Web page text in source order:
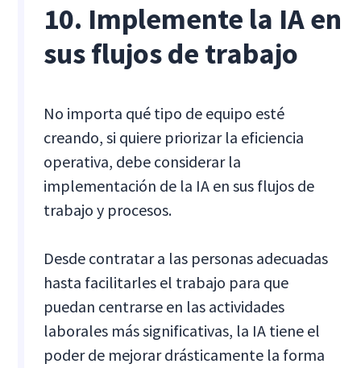
10. Implemente la IA en
sus flujos de trabajo
No importa qué tipo de equipo esté
creando, si quiere priorizar la eficiencia
operativa, debe considerar la
implementación de la IA en sus flujos de
trabajo y procesos.
Desde contratar a las personas adecuadas
hasta facilitarles el trabajo para que
puedan centrarse en las actividades
laborales más significativas, la IA tiene el
poder de mejorar drásticamente la forma